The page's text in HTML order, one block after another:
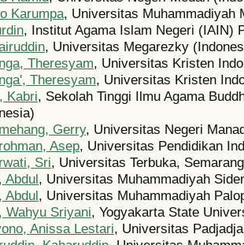
Karumpa, Universitas Muhammadiyah
, Institut Agama Islam Negeri (IAIN)
, Universitas Megarezky
Theresyam, Universitas Kristen
Theresyam, Universitas Kristen
Kabri, Sekolah Tinggi Ilmu Agama
Gerry, Universitas Negeri
Asep, Universitas Pendidikan
Sri, Universitas Terbuka,
Abdul, Universitas Muhammadiyah
Abdul, Universitas Muhammadiyah
Wahyu Sriyani, Yogyakarta State
Anissa Lestari, Universitas